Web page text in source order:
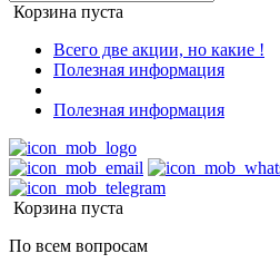
Корзина пуста
Всего две акции, но какие !
Полезная информация
Полезная информация
Корзина пуста
По всем вопросам